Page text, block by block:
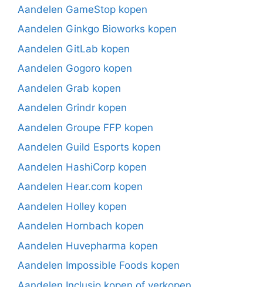
Aandelen GameStop kopen
Aandelen Ginkgo Bioworks kopen
Aandelen GitLab kopen
Aandelen Gogoro kopen
Aandelen Grab kopen
Aandelen Grindr kopen
Aandelen Groupe FFP kopen
Aandelen Guild Esports kopen
Aandelen HashiCorp kopen
Aandelen Hear.com kopen
Aandelen Holley kopen
Aandelen Hornbach kopen
Aandelen Huvepharma kopen
Aandelen Impossible Foods kopen